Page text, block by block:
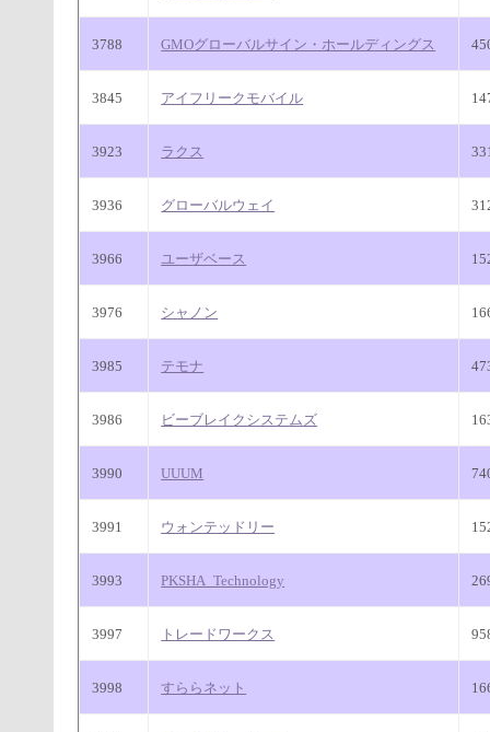
3788 GMOグローバルサイン・ホールディングス
3845 アイフリークモバイル
3923 ラクス
3936 グローバルウェイ
3966 ユーザベース
3976 シャノン
3985 テモナ
3986 ビーブレイクシステムズ
3990 UUUM
3991 ウォンテッドリー
3993 PKSHA_Technology
3997 トレードワークス
3998 すららネット